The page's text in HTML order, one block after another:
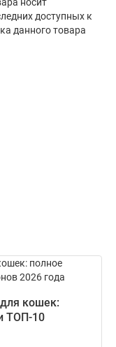
доступных к
данного товара
кошек:
ТОП-10